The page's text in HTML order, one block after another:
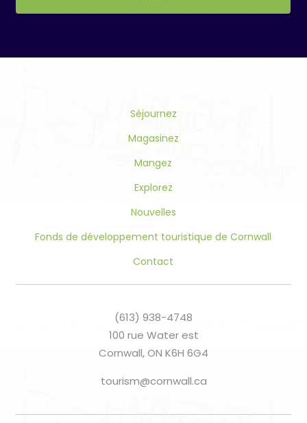
Use.
Séjournez
Magasinez
Mangez
Explorez
Nouvelles
Fonds de développement touristique de Cornwall
Contact
(613) 938-4748
100 rue Water est
Cornwall, ON K6H 6G4
tourism@cornwall.ca